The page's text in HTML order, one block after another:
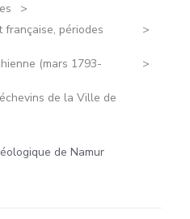
française, périodes
(mars 1793-
de la Ville de
de Namur